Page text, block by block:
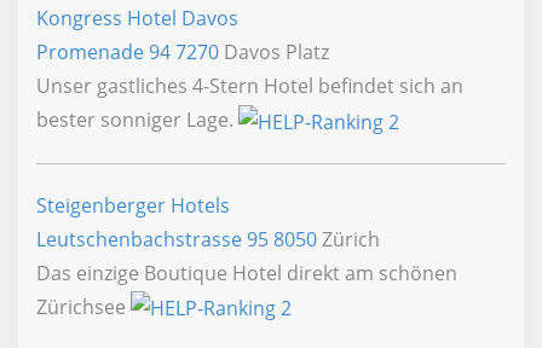
Kongress Hotel Davos
Promenade 947270 Davos Platz
Unser gastliches 4-Stern Hotel befindet sich an
bester sonniger Lage.
Steigenberger Hotels
Leutschenbachstrasse 958050Zürich
Das einzige Boutique Hotel direkt am schönen
Zürichsee